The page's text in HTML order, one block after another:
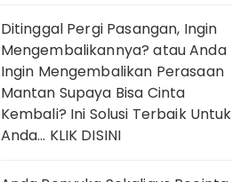
Ditinggal Pergi Pasangan, Ingin
Mengembalikannya? atau Anda
Ingin Mengembalikan Perasaan
Mantan Supaya Bisa Cinta
Kembali? Ini Solusi Terbaik Untuk
Anda… KLIK DISINI